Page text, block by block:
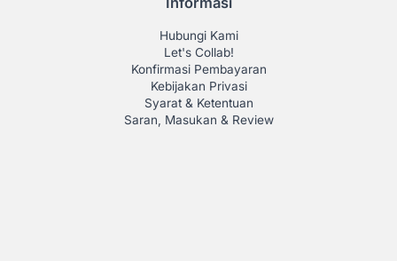
Hubungi Kami
Let's Collab!
Konfirmasi Pembayaran
Kebijakan Privasi
Syarat & Ketentuan
Saran, Masukan & Review